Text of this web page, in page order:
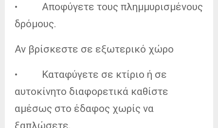
• Αποφύγετε τους πλημμυρισμένους
δρόμους.
Αν βρίσκεστε σε εξωτερικό χώρο
• Καταφύγετε σε κτίριο ή σε
αυτοκίνητο διαφορετικά καθίστε
αμέσως στο έδαφος χωρίς να
ξαπλώσετε.